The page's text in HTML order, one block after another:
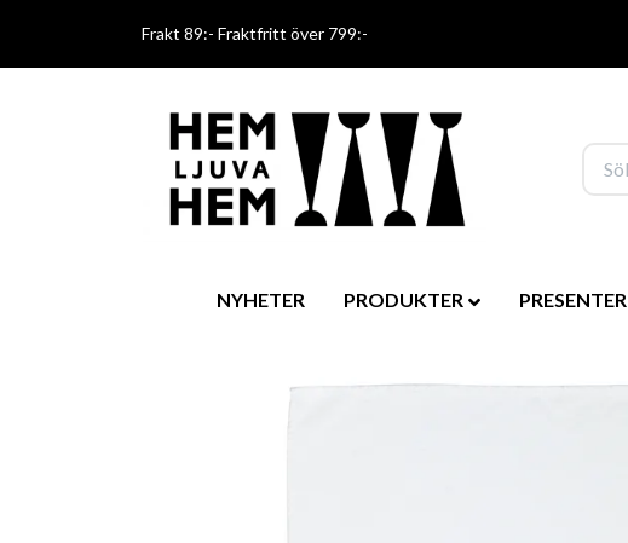
Frakt 89:- Fraktfritt över 799:-
NYHETER PRODUKTER PRESENTER